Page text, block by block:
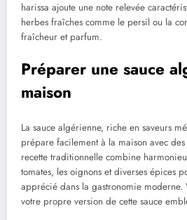
harissa ajoute une note relevée
herbes fraîches comme le persil ou la
fraîcheur et parfum.
Préparer une sauce
maison
La sauce algérienne, riche en saveurs
prépare facilement à la maison avec
recette traditionnelle combine
tomates, les oignons et diverses épices
apprécié dans la gastronomie
votre propre version de cette sauce